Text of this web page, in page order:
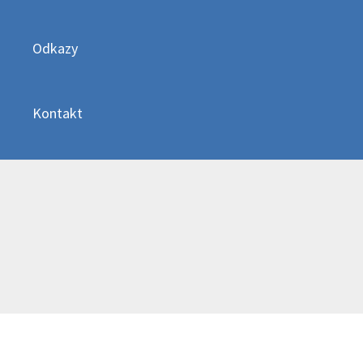
Odkazy
Kontakt